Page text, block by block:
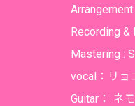
Recording
Mastering :
vocal：リョ
Guitar： ネ